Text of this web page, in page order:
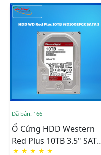
Đã bán: 166
Ổ Cứng HDD Western
Red Plus 10TB 3.5" SATA
3 512MB Cache
★ ★ ★ ★ ★